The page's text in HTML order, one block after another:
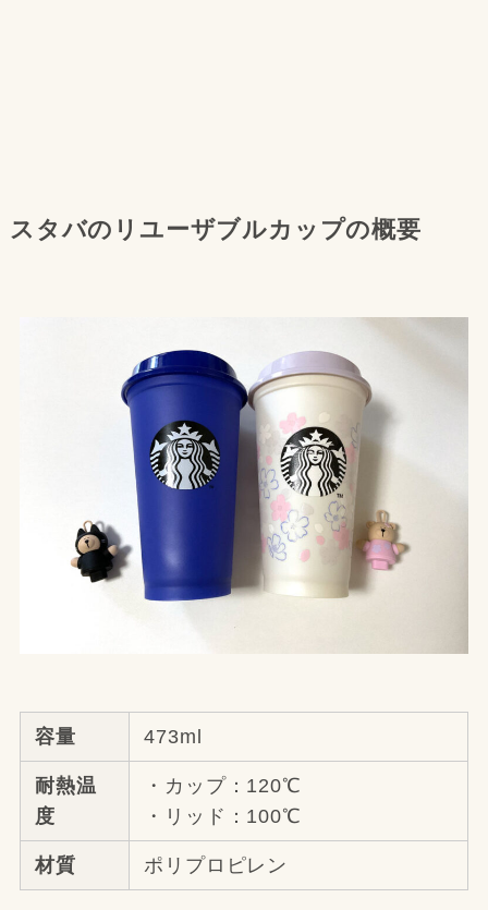
スタバのリユーザブルカップの概要
容量 473ml
耐熱温
度
・カップ：120℃
・リッド：100℃
材質 ポリプロピレン